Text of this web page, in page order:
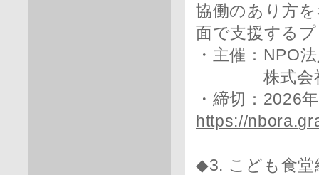
協働のあり方
面で支援する
・主催：NPO
株式会社大
・締切：2026
https://
◆3. こども食堂